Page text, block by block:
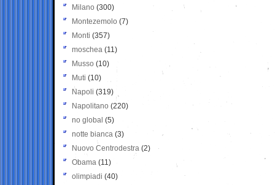
Milano (300)
Montezemolo (7)
Monti (357)
moschea (11)
Musso (10)
Muti (10)
Napoli (319)
Napolitano (220)
no global (5)
notte bianca (3)
Nuovo Centrodestra (2)
Obama (11)
olimpiadi (40)